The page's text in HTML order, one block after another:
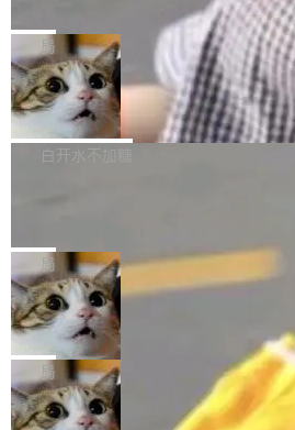
iel Gross 来自 Weil 律所，2 月 23 日
给 OpenAI 总法律顾问 Che Chang 发
件，附了一封长信，要求 OpenAI 配合
果员工带走机密信...
C版的产品，搭载“人机双写”重磅功能
你的，AI写AI的，同屏协作互不干扰。
AI帮你干活，现在开启全新体验！ 温馨
体验WorkBuddy鸿蒙PC版前，请将
atePad Edge 升级至 HarmonyOS
P9 patch03及以上版本。 *升级路径：
全球知名开源多媒体框架 FFmpeg 今天
布了 9.0 版本。这个版本除了带来新一
处理能力和硬件加速支持之外，还有一
处：FFmpeg 9.0 的代号是“Lei”。 这个
来自中国开发者雷霄骅（Lei Xiaohua）
很多中国音视频开发者而言，这个名字并
“启蒙老师”。 而今年，恰好是雷霄骅离世
年。FFmpeg 社区最终选择用一个大版
字，留下了这份纪念。 雷霄骅曾是中国
数字电视技术方向的博士生，长期从事
频技...
局
亚马逊成本失控：AI 写代码烧掉
万元，超预算 860%
外媒近日曝光了亚马逊的多份内部报告
导致公司在多个项目上超支。《金融时报
编写程序，目标是完成电商平台作者信息
列表的数据匹配 —— 一项常规的数据处
务，最终却产生了 180 万美元的账单，
超出原定预算 860%。 更令人意外的是
最终并未成功落地，而高额算力消耗持
达 5 个月，公司直到财务对账时才察觉
意味着一个无人看管的 AI 程序，在近半
白开水不加糖
e CEO Clément Delangue 在 CNBC 的
没有拐弯抹角。他说中国正在赢得 AI 竞
且按目前的速度，中国 AI 工具预计在今
2027 年就能追上美国前沿实验室的水
ngue 把原因归结为一件事：开放协作
AI 开发者在一个共享和协作的生态里加
而美国模型厂商在"闭门造车"。他的原话
局
当 AI agent 把源码变成了最好的扩展
统，开发者工具必须开源
五年前，David Crawshaw 问过很多软
一个问题：你写过什么给自己用的程序
乎都是没有。工程师们整天用别人写的
序给别人用。偶尔有人自己写个博客系统
局
DeepSeek Harness 宣布内测邀请